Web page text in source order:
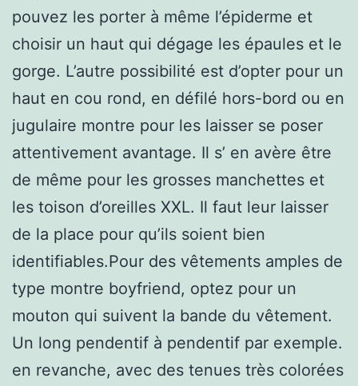
pouvez les porter à même l’épiderme et
choisir un haut qui dégage les épaules et le
gorge. L’autre possibilité est d’opter pour un
haut en cou rond, en défilé hors-bord ou en
jugulaire montre pour les laisser se poser
attentivement avantage. Il s’ en avère être
de même pour les grosses manchettes et
les toison d’oreilles XXL. Il faut leur laisser
de la place pour qu’ils soient bien
identifiables.Pour des vêtements amples de
type montre boyfriend, optez pour un
mouton qui suivent la bande du vêtement.
Un long pendentif à pendentif par exemple.
en revanche, avec des tenues très colorées